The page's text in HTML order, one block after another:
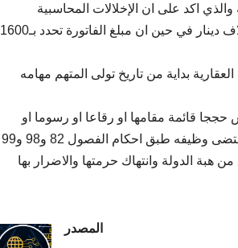
اكد على ان الإخلالات المحاسبية
المرصودة بعد التدقيق في حساب الودادية تتمثل أساسا في تسجيل عبء يقدر بثلاثة آلاف دينار في حين ان مبلغ الفاتورة تحدد بـ1600
بداية من تاريخ تولى المتهم مهامه
قائمة مقامها او رقاعا او رسوما او
عقودا او منقولات او تحويلها باي كيفية كانت الصادر عن موظف عمومي كانت بيده بمقتضى وظيفه طبق احكام الفصول 82 و98 و99
هبة الدولة وانتهاك حرمتها والاضرار بها
المصدر